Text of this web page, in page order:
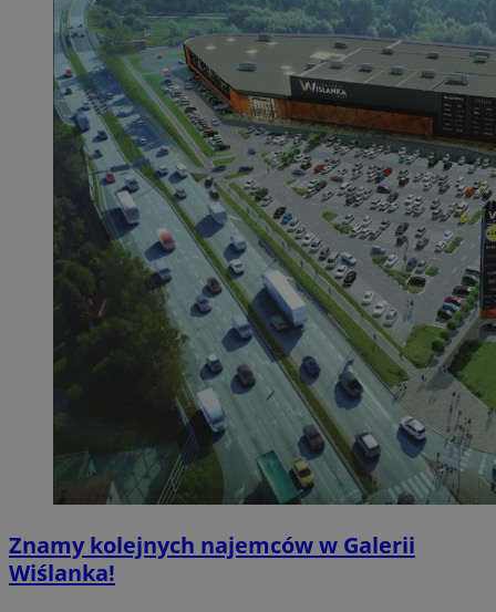
Znamy kolejnych najemców w Galerii
Wiślanka!